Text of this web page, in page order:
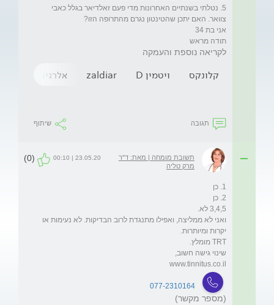
5. נטלתי בשנתיים האחרונות מדי פעם זאלדיאר בגלל כאבי
תודה מראש
לקריאה נוספת והעמקה
קלונקס ויטמין D zaldiar אלרגיה
תגובה שיתוף
תשובת מומחה | מאת: ד"ר
מרק טליה
23.05.20 | 00:10
(0)
ואני לא ממליצה, ואפילו מתנגדת לרוב הבדיקות. לא נעימות או
www.tinnitus.co.il
077-2310164
(מספר מקשר)